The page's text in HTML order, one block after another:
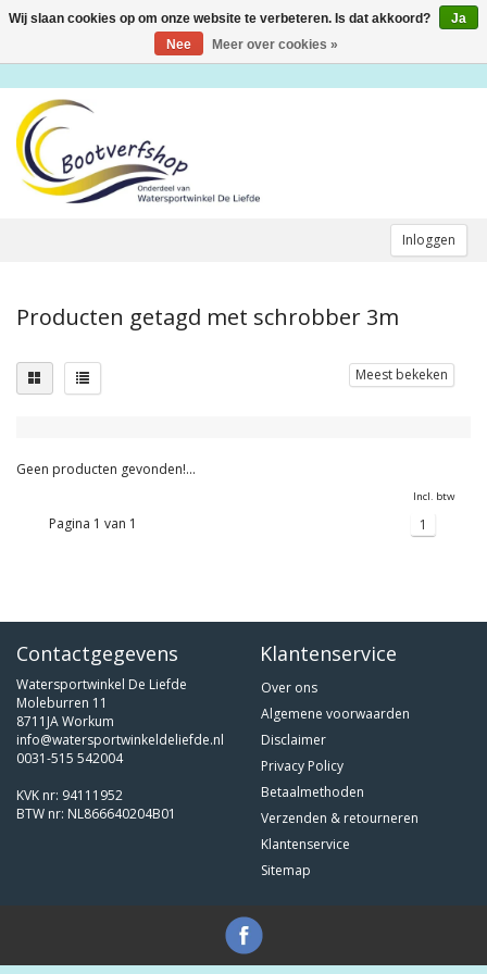
Inloggen
Toggle
Producten getagd met schrobber 3m
Meest bekeken
Geen producten gevonden!...
Incl. btw
Pagina 1 van 1 1
Contactgegevens
Watersportwinkel De Liefde
Moleburren 11
8711JA Workum
info@watersportwinkeldeliefde.nl
0031-515 542004
KVK nr: 94111952
BTW nr: NL866640204B01
Klantenservice
Over ons
Algemene voorwaarden
Disclaimer
Privacy Policy
Betaalmethoden
Verzenden & retourneren
Klantenservice
Sitemap
Wij slaan cookies op om onze website te verbeteren. Is dat akkoord?
Ja
Nee
Meer over cookies »